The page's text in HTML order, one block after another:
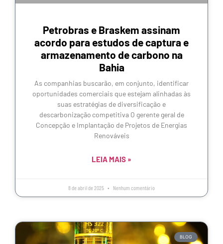
Petrobras e Braskem assinam
acordo para estudos de captura e
armazenamento de carbono na
Bahia
As companhias buscarão, em conjunto, identificar
oportunidades comerciais que estejam alinhadas às
suas estratégias de diversificação e
descarbonização competitiva O gerente geral de
Concepção e Implantação de Projetos de Energias
Renováveis
LEIA MAIS »
8 de abril de 2025 Nenhum comentário
BLOG